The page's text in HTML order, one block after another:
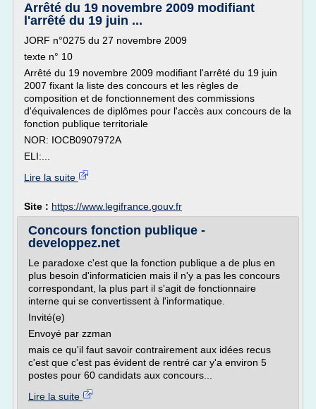
Arrêté du 19 novembre 2009 modifiant
l'arrêté du 19 juin ...
JORF n°0275 du 27 novembre 2009
texte n° 10
Arrêté du 19 novembre 2009 modifiant l'arrêté du 19 juin
2007 fixant la liste des concours et les règles de
composition et de fonctionnement des commissions
d'équivalences de diplômes pour l'accès aux concours de la
fonction publique territoriale
NOR: IOCB0907972A
ELI:...
Lire la suite
Site : https://www.legifrance.gouv.fr
Concours fonction publique -
developpez.net
Le paradoxe c'est que la fonction publique a de plus en
plus besoin d'informaticien mais il n'y a pas les concours
correspondant, la plus part il s'agit de fonctionnaire
interne qui se convertissent à l'informatique.
Invité(e)
Envoyé par zzman
mais ce qu'il faut savoir contrairement aux idées recus
c'est que c'est pas évident de rentré car y'a environ 5
postes pour 60 candidats aux concours...
Lire la suite